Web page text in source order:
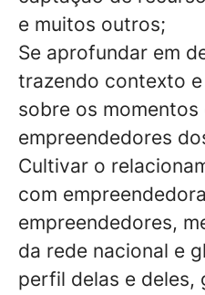
e muitos outros;
Se aprofundar em
trazendo contexto
sobre os momentos
empreendedores
Cultivar o
com
empreendedores,
da rede nacional e
perfil delas e deles,